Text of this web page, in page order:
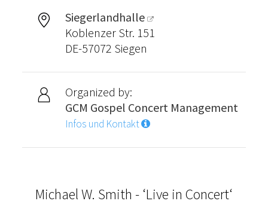
Siegerlandhalle
Koblenzer Str. 151
DE-57072 Siegen
Organized by:
GCM Gospel Concert Management
Infos und Kontakt
Michael W. Smith - ‘Live in Concert‘